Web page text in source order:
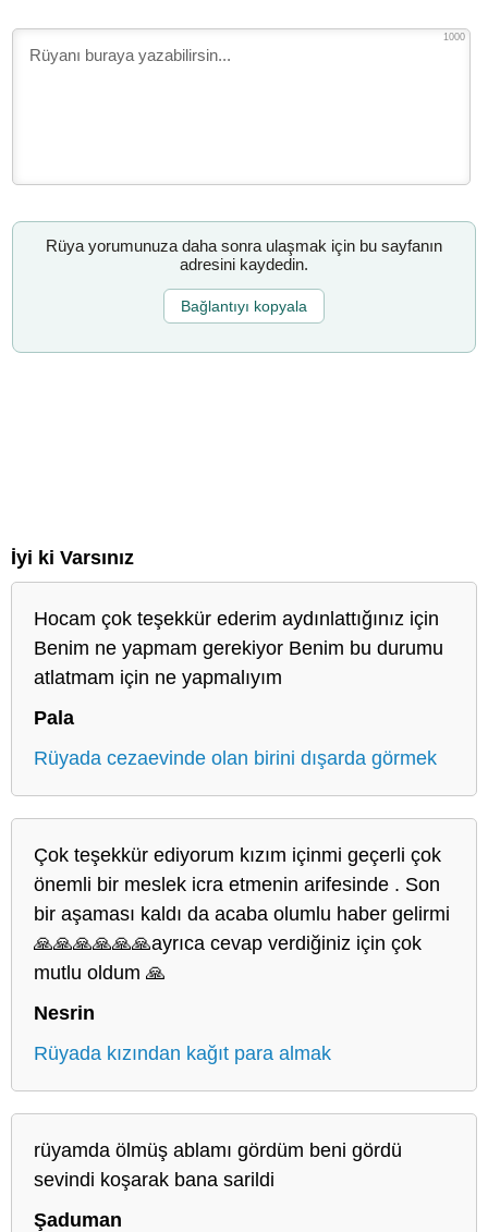
1000
Rüya yorumunuza daha sonra ulaşmak için bu sayfanın
adresini kaydedin.
Bağlantıyı kopyala
İyi ki Varsınız
Hocam çok teşekkür ederim aydınlattığınız için
Benim ne yapmam gerekiyor Benim bu durumu
atlatmam için ne yapmalıyım
Pala
Rüyada cezaevinde olan birini dışarda görmek
Çok teşekkür ediyorum kızım içinmi geçerli çok
önemli bir meslek icra etmenin arifesinde . Son
bir aşaması kaldı da acaba olumlu haber gelirmi
🙏🙏🙏🙏🙏🙏ayrıca cevap verdiğiniz için çok
mutlu oldum 🙏
Nesrin
Rüyada kızından kağıt para almak
rüyamda ölmüş ablamı gördüm beni gördü
sevindi koşarak bana sarildi
Şaduman